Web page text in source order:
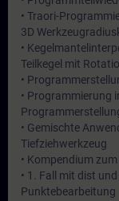
• Traori-
3D
•
Teilkegel mit
•
• Programmierung
• Gemischte
Tiefziehwerkzeug
• Kompendium
• 1. Fall mit dist
Punktebearbeitung